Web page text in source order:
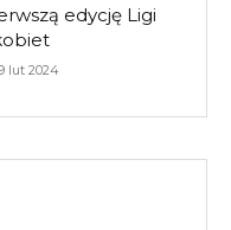
edycję Ligi
lut 2024